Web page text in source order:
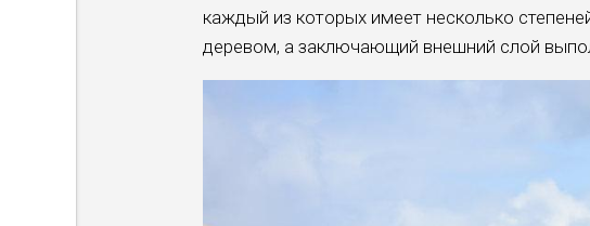
каждый из которых имеет несколько
деревом, а заключающий внешний слой